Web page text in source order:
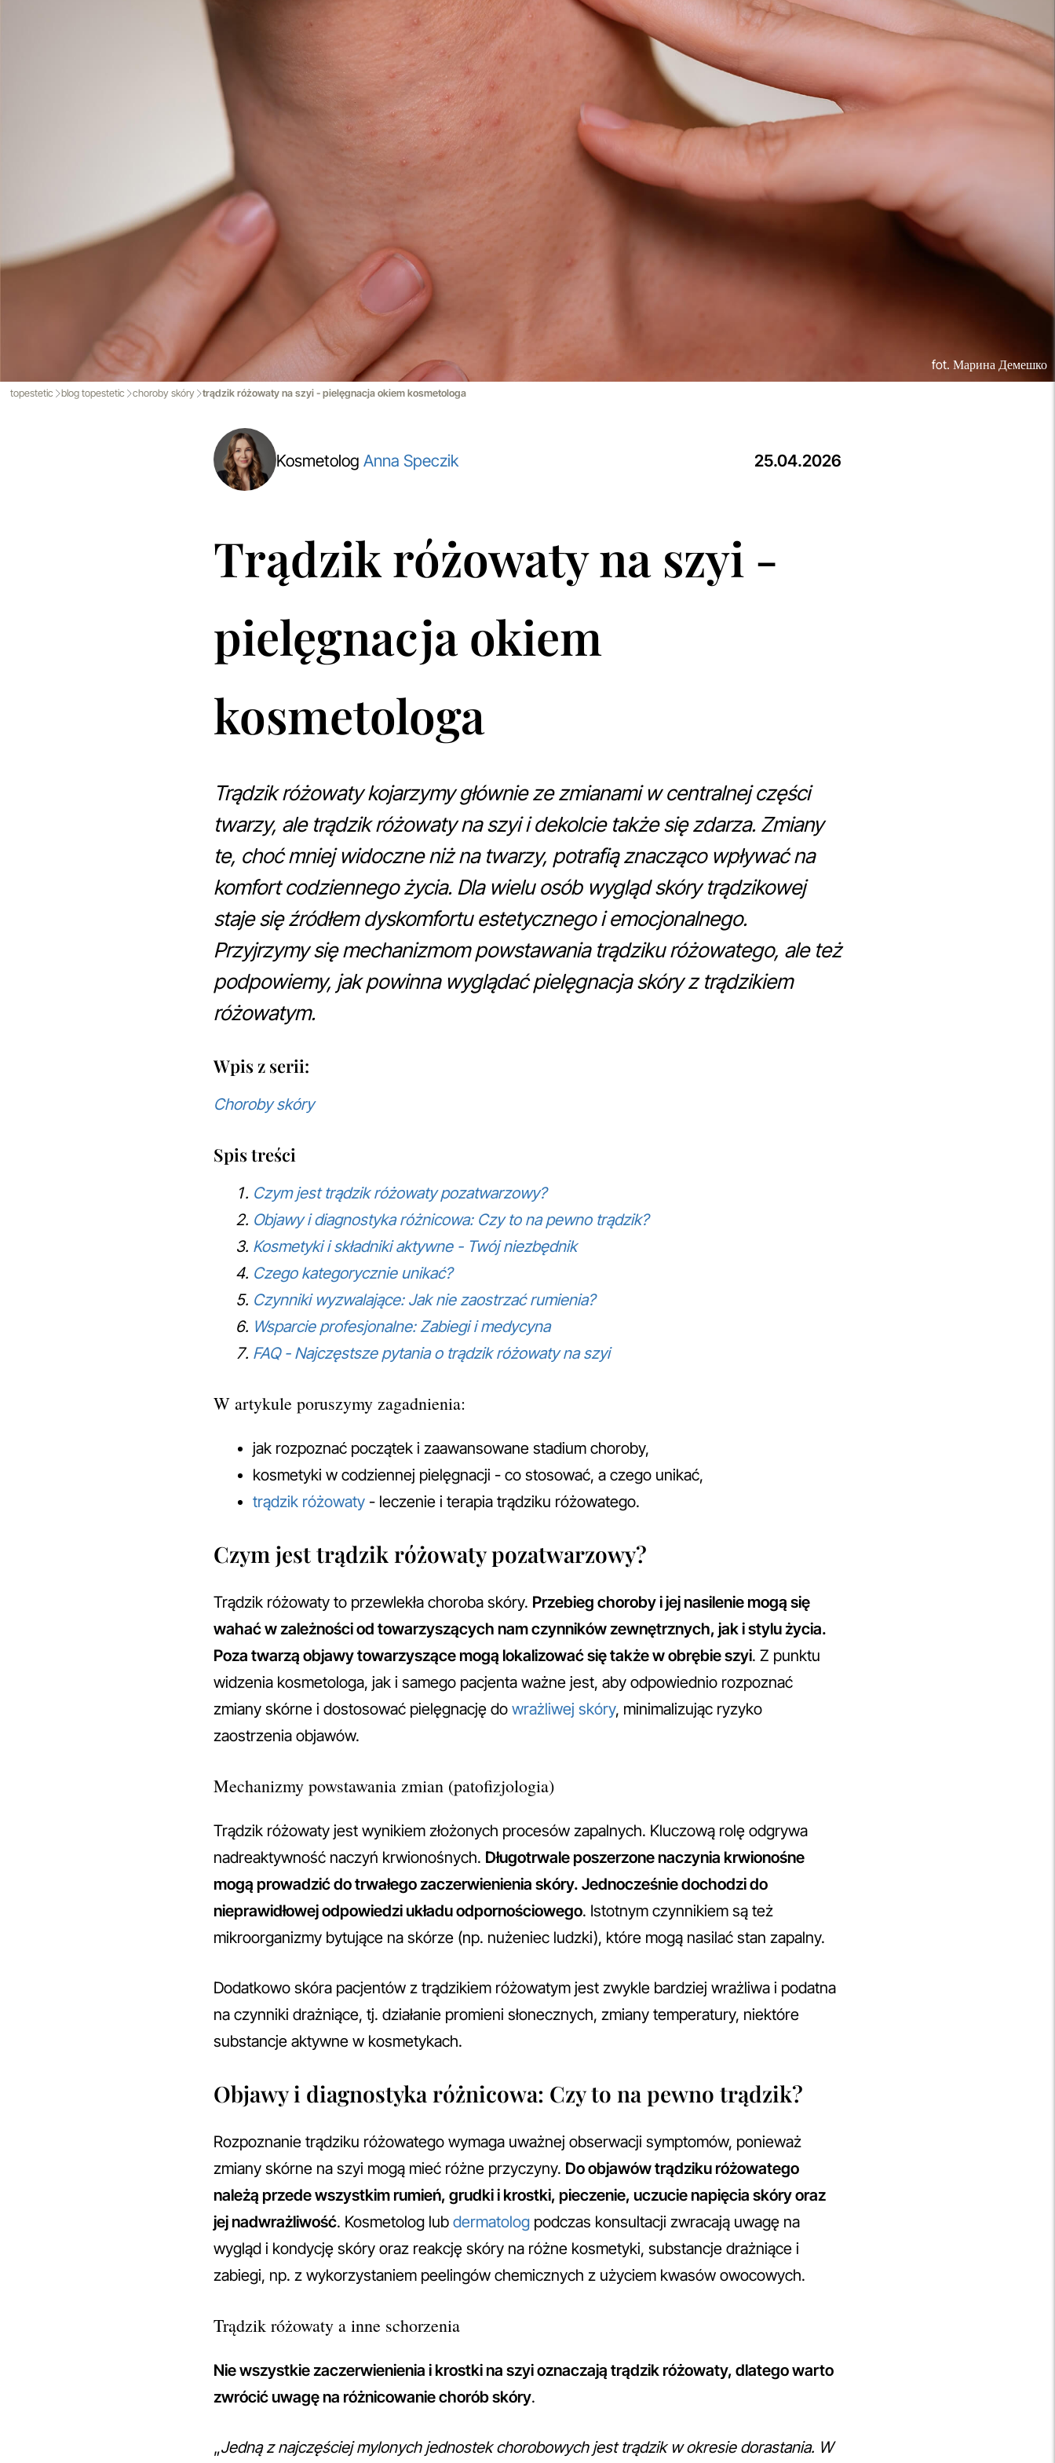
fot. Марина Демешко
topestetic blog topestetic choroby skóry trądzik różowaty na szyi - pielęgnacja okiem kosmetologa
Kosmetolog Anna Speczik 25.04.2026
Trądzik różowaty na szyi -
pielęgnacja okiem
kosmetologa
Trądzik różowaty kojarzymy głównie ze zmianami w centralnej części
twarzy, ale trądzik różowaty na szyi i dekolcie także się zdarza. Zmiany
te, choć mniej widoczne niż na twarzy, potrafią znacząco wpływać na
komfort codziennego życia. Dla wielu osób wygląd skóry trądzikowej
staje się źródłem dyskomfortu estetycznego i emocjonalnego.
Przyjrzymy się mechanizmom powstawania trądziku różowatego, ale też
podpowiemy, jak powinna wyglądać pielęgnacja skóry z trądzikiem
różowatym.
Wpis z serii:
Choroby skóry
Spis treści
Czym jest trądzik różowaty pozatwarzowy?
Objawy i diagnostyka różnicowa: Czy to na pewno trądzik?
Kosmetyki i składniki aktywne - Twój niezbędnik
Czego kategorycznie unikać?
Czynniki wyzwalające: Jak nie zaostrzać rumienia?
Wsparcie profesjonalne: Zabiegi i medycyna
FAQ - Najczęstsze pytania o trądzik różowaty na szyi
W artykule poruszymy zagadnienia:
jak rozpoznać początek i zaawansowane stadium choroby,
kosmetyki w codziennej pielęgnacji - co stosować, a czego unikać,
trądzik różowaty - leczenie i terapia trądziku różowatego.
Czym jest trądzik różowaty pozatwarzowy?
Trądzik różowaty to przewlekła choroba skóry. Przebieg choroby i jej nasilenie mogą się
wahać w zależności od towarzyszących nam czynników zewnętrznych, jak i stylu życia.
Poza twarzą objawy towarzyszące mogą lokalizować się także w obrębie szyi. Z punktu
widzenia kosmetologa, jak i samego pacjenta ważne jest, aby odpowiednio rozpoznać
zmiany skórne i dostosować pielęgnację do wrażliwej skóry, minimalizując ryzyko
zaostrzenia objawów.
Mechanizmy powstawania zmian (patofizjologia)
Trądzik różowaty jest wynikiem złożonych procesów zapalnych. Kluczową rolę odgrywa
nadreaktywność naczyń krwionośnych. Długotrwale poszerzone naczynia krwionośne
mogą prowadzić do trwałego zaczerwienienia skóry. Jednocześnie dochodzi do
nieprawidłowej odpowiedzi układu odpornościowego. Istotnym czynnikiem są też
mikroorganizmy bytujące na skórze (np. nużeniec ludzki), które mogą nasilać stan zapalny.
Dodatkowo skóra pacjentów z trądzikiem różowatym jest zwykle bardziej wrażliwa i podatna
na czynniki drażniące, tj. działanie promieni słonecznych, zmiany temperatury, niektóre
substancje aktywne w kosmetykach.
Objawy i diagnostyka różnicowa: Czy to na pewno trądzik?
Rozpoznanie trądziku różowatego wymaga uważnej obserwacji symptomów, ponieważ
zmiany skórne na szyi mogą mieć różne przyczyny. Do objawów trądziku różowatego
należą przede wszystkim rumień, grudki i krostki, pieczenie, uczucie napięcia skóry oraz
jej nadwrażliwość. Kosmetolog lub dermatolog podczas konsultacji zwracają uwagę na
wygląd i kondycję skóry oraz reakcję skóry na różne kosmetyki, substancje drażniące i
zabiegi, np. z wykorzystaniem peelingów chemicznych z użyciem kwasów owocowych.
Trądzik różowaty a inne schorzenia
Nie wszystkie zaczerwienienia i krostki na szyi oznaczają trądzik różowaty, dlatego warto
zwrócić uwagę na różnicowanie chorób skóry.
„Jedną z najczęściej mylonych jednostek chorobowych jest trądzik w okresie dorastania. W